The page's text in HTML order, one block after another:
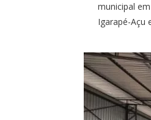
municipal
Igarapé-Açu